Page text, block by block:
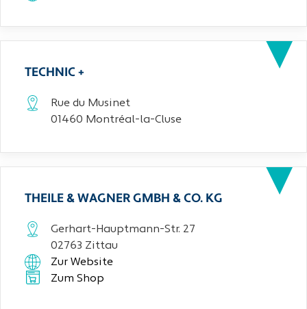
TECHNIC +
Rue du Musinet
01460 Montréal-la-Cluse
THEILE & WAGNER GMBH & CO. KG
Gerhart-Hauptmann-Str. 27
02763 Zittau
Zur Website
Zum Shop